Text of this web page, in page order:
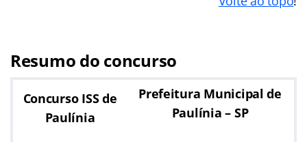
Resumo do concurso
Concurso ISS de
Paulínia
Prefeitura Municipal de
Paulínia – SP